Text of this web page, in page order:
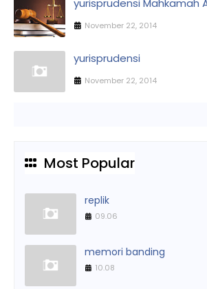
yurisprudensi Mahkamah
November 22, 2014
yurisprudensi
November 22, 2014
Most Popular
replik
09.06
memori banding
10.08